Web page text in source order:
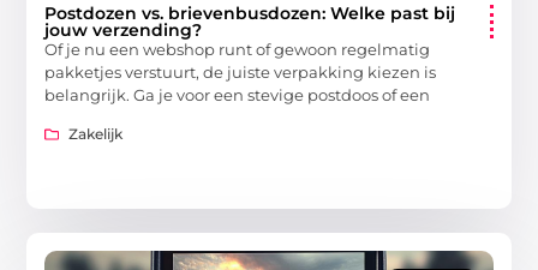
Postdozen vs. brievenbusdozen: Welke past bij
jouw verzending?
Of je nu een webshop runt of gewoon regelmatig
pakketjes verstuurt, de juiste verpakking kiezen is
belangrijk. Ga je voor een stevige postdoos of een
Zakelijk